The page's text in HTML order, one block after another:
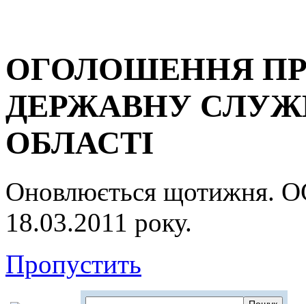
ОГОЛОШЕННЯ
ДЕРЖАВНУ
ОБЛАСТІ
Оновлюється
18.03.2011 року.
Пропустить